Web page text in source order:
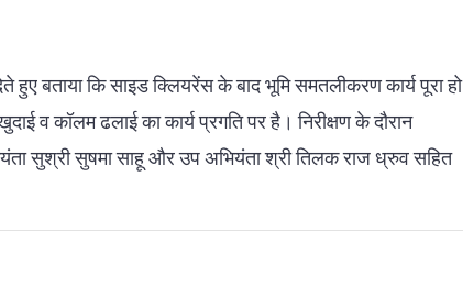
हुए बताया कि साइड क्लियरेंस के बाद भूमि समतलीकरण कार्य पूरा हो
व कॉलम ढलाई का कार्य प्रगति पर है। निरीक्षण के दौरान
सुश्री सुषमा साहू और उप अभियंता श्री तिलक राज ध्रुव सहित